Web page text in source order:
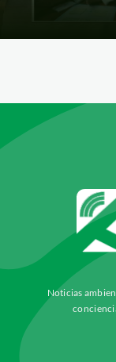
Noticias